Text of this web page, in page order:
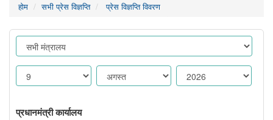
होम सभी प्रेस विज्ञप्ति प्रेस विज्ञप्ति विवरण
प्रधानमंत्री कार्यालय